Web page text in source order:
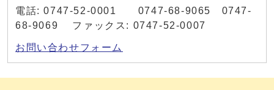
電話: 0747-52-0001 0747-68-9065 0747-
68-9069 ファックス: 0747-52-0007
お問い合わせフォーム